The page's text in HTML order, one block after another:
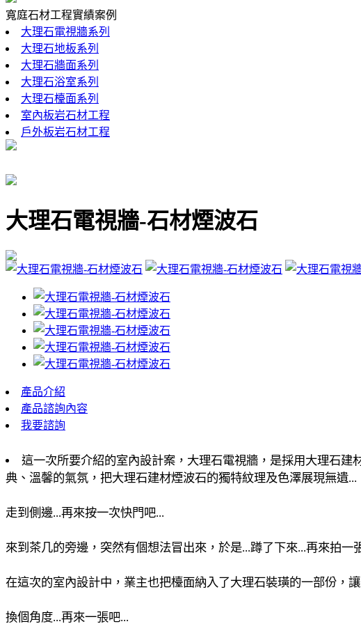
寬庭石材工程實績案例
大理石電視牆系列
大理石地板系列
大理石牆面系列
大理石浴室系列
大理石檯面系列
室內板岩石材工程
戶外板岩石材工程
大理石電視牆-石材煙波石
產品介紹
產品諮詢內容
我要諮詢
這一次所要介紹的室內設計案，大理石電視牆，是採用大理石
典、溫馨的氣氛，把大理石建材煙波石的獨特紋理及色澤展現無遺...
走到側邊...再來按一次快門吧...
來到茶几的旁邊，突然有個想法冒出來，於是...蹲了下來...再來拍
在這次的室內設計中，業主也把檯面納入了大理石裝璜的一部份，
換個角度...再來一張吧...